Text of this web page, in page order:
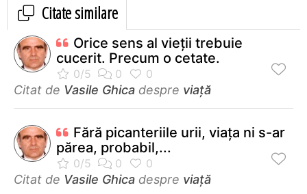
Citate similare
Orice sens al vieţii trebuie
cucerit. Precum o cetate.
Citat de Vasile Ghica despre viață
Fără picanteriile urii, viața ni s-ar
părea, probabil,...
Citat de Vasile Ghica despre viață